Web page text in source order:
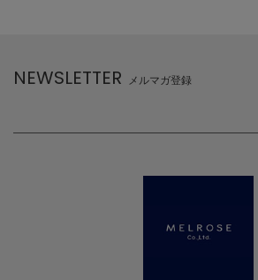
NEWSLETTER メルマガ登録